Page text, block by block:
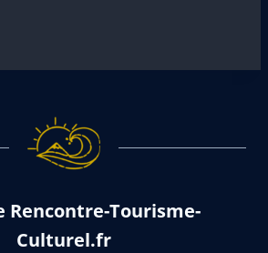
Rencontre-Tourisme-
Culturel.fr